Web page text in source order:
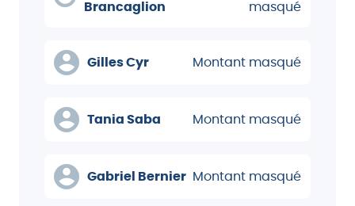
Brancaglion
masqué
Gilles Cyr Montant masqué
Tania Saba Montant masqué
Gabriel Bernier Montant masqué